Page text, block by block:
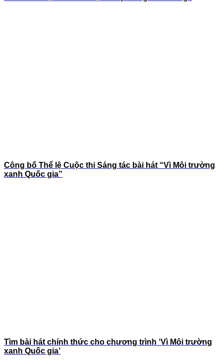
Công bố Thể lệ Cuộc thi Sáng tác bài hát “Vì Môi trường
xanh Quốc gia”
Tìm bài hát chính thức cho chương trình ‘Vì Môi trường
xanh Quốc gia’